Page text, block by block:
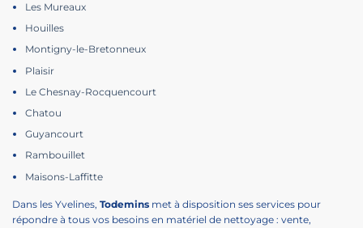
Les Mureaux
Houilles
Montigny-le-Bretonneux
Plaisir
Le Chesnay-Rocquencourt
Chatou
Guyancourt
Rambouillet
Maisons-Laffitte
Dans les Yvelines, Todemins met à disposition ses services pour
répondre à tous vos besoins en matériel de nettoyage : vente,